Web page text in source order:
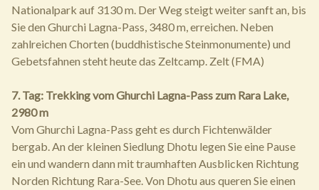
Nationalpark auf 3130 m. Der Weg steigt weiter sanft an, bis
Sie den Ghurchi Lagna-Pass, 3480 m, erreichen. Neben
zahlreichen Chorten (buddhistische Steinmonumente) und
Gebetsfahnen steht heute das Zeltcamp. Zelt (FMA)
7. Tag: Trekking vom Ghurchi Lagna-Pass zum Rara Lake,
2980 m
Vom Ghurchi Lagna-Pass geht es durch Fichtenwälder
bergab. An der kleinen Siedlung Dhotu legen Sie eine Pause
ein und wandern dann mit traumhaften Ausblicken Richtung
Norden Richtung Rara-See. Von Dhotu aus queren Sie einen